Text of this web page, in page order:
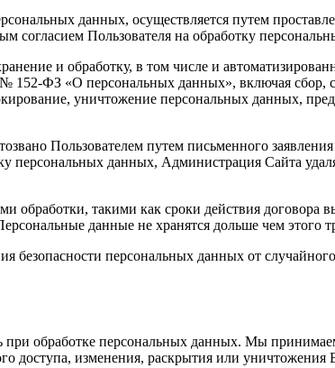
данных, осуществляется путем
согласием Пользователя на обработку
и обработку, в том числе и
152-ФЗ «О персональных данных», включая сбор,
уничтожение персональных данных,
Пользователем путем письменного
персональных данных, Администрация Сайта
обработки, такими как сроки действия договора
данные не хранятся дольше чем этого
персональных данных от
при обработке персональных данных. Мы
доступа, изменения, раскрытия или